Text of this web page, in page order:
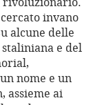
invano
alcune delle
e del
nome e un
assieme ai